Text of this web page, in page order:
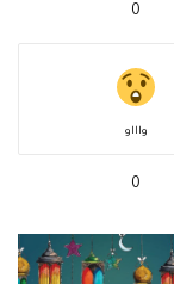
0
واااو
0